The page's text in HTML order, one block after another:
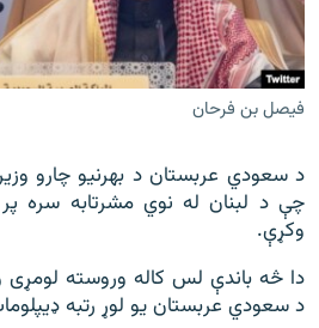
اړیکه
دري پاڼه
Azadi English
راسره ملګري شئ
د ازادې اروپا/ ازادي راډيو ټولې پاڼې
فیصل بن فرحان
د سعودي عربستان د بهرنیو چارو
چې د لبنان له نوي مشرتابه سره
وکړې.
دا څه باندې لس کاله وروسته لومړی
د سعودي عربستان یو لوړ رتبه